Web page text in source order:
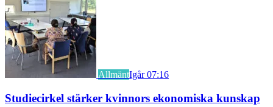
AllmäntIgår 07:16
Studiecirkel stärker kvinnors ekonomiska kunskap